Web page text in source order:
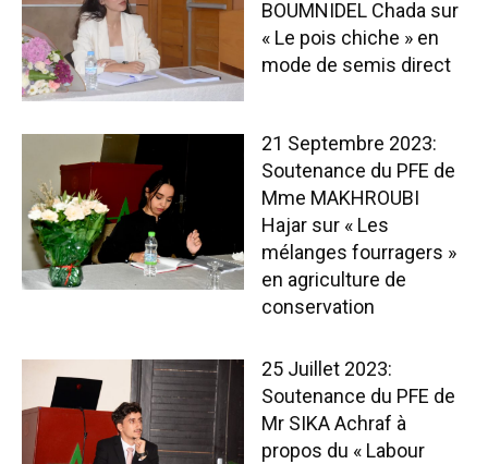
BOUMNIDEL Chada sur
« Le pois chiche » en
mode de semis direct
21 Septembre 2023:
Soutenance du PFE de
Mme MAKHROUBI
Hajar sur « Les
mélanges fourragers »
en agriculture de
conservation
25 Juillet 2023:
Soutenance du PFE de
Mr SIKA Achraf à
propos du « Labour